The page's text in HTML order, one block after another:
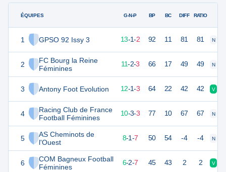
ÉQUIPES
1 GPSO 92 Issy 3
2
FC Bourg la Reine
Féminines
3 Antony Foot Evolution
4
Racing Club de France
Football Féminines
5
AS Cheminots de
l'Ouest
6
COM Bagneux Football
Féminines
G-N-P BP BC DIFF RATIO
39 13-1-2 92 11 81 81 N
35 11-2-3 66 17 49 49 N
35 16 12-1-3 64 22 42 42 V
33 16 10-3-3 77 10 67 67 N
25 8-1-7 50 54 -4 -4 N
18 16 6-2-7 45 43 2 2 V